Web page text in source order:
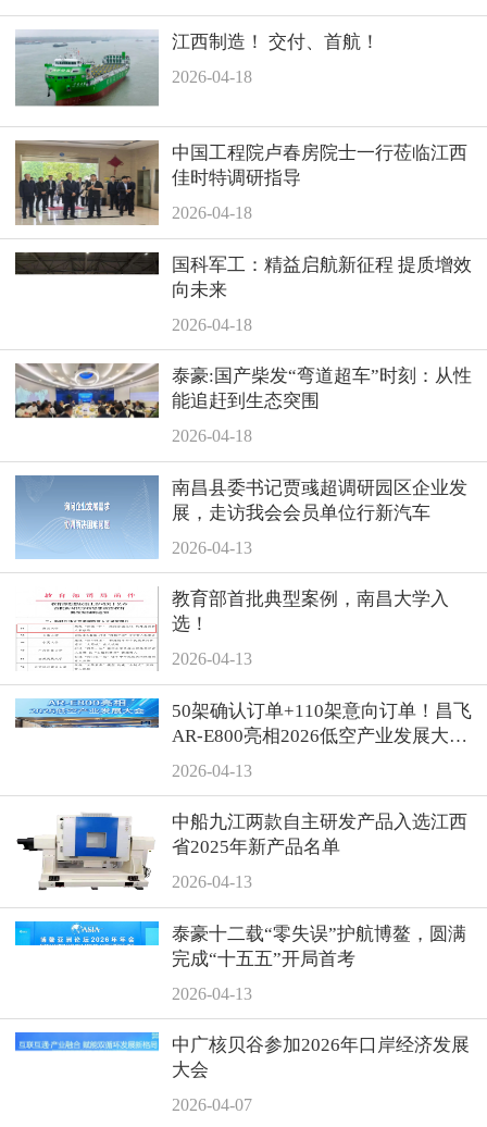
江西制造！ 交付、首航！
2026-04-18
中国工程院卢春房院士一行莅临江西
佳时特调研指导
2026-04-18
国科军工：精益启航新征程 提质增效
向未来
2026-04-18
泰豪:国产柴发“弯道超车”时刻：从性
能追赶到生态突围
2026-04-18
南昌县委书记贾彧超调研园区企业发
展，走访我会会员单位行新汽车
2026-04-13
教育部首批典型案例，南昌大学入
选！
2026-04-13
50架确认订单+110架意向订单！昌飞
AR-E800亮相2026低空产业发展大
会，累计订单突破400架
2026-04-13
中船九江两款自主研发产品入选江西
省2025年新产品名单
2026-04-13
泰豪十二载“零失误”护航博鳌，圆满
完成“十五五”开局首考
2026-04-13
中广核贝谷参加2026年口岸经济发展
大会
2026-04-07